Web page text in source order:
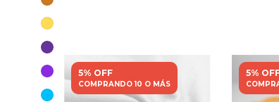
5% OFF
COMPRANDO 10 O MÁS
5%